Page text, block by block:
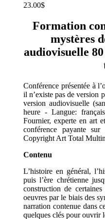
23.00$
Formation
mystères
audiovisuelle 80
Conférence présentée à
il n’existe pas de version
version audiovisuelle
heure - Langue:
Fournier, experte en art
conférence payante
Copyright Art Total
Contenu
L’histoire en général,
puis l’ère chrétienne
construction de
oeuvres par le biais des
narration contenue dans
quelques clés pour ouvrir